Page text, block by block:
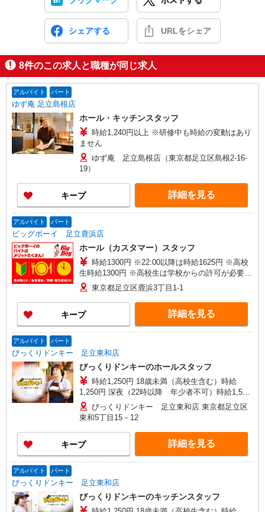
シェアする URLをシェア
8件のこの求人と職種が同じ求人
アルバイト パート
ゆず庵 足立島根店
ホール・キッチンスタッフ
時給1,240円以上 ※研修中も時給の変動はあり
ません
ゆず庵 足立島根店（東京都足立区島根2-16-
19）
キープ 詳細を見る
アルバイト パート
ビッグボーイ 足立鹿浜店
ホール（カスタマー）スタッフ
時給1300円 ※22:00以降は時給1625円 ※高校
生時給1300円 ※高校生は学校からの許可が必要な
場合、通学中の学校からの許可証が必要となりま
す。
東京都足立区鹿浜3丁目1-1
キープ 詳細を見る
アルバイト パート
びっくりドンキー 足立東和店
びっくりドンキーのホールスタッフ
時給1,250円 18歳未満（高校生含む）時給
1,250円 深夜（22時以降 年少者不可）時給1,563
円 ☆土日祝日手当：時給＋100円 ☆12月31日〜1
月3日まで年末年始手当有（時給アップ）
びっくりドンキー 足立東和店 東京都足立区
東和5丁目15－12
キープ 詳細を見る
アルバイト パート
びっくりドンキー 足立東和店
びっくりドンキーのキッチンスタッフ